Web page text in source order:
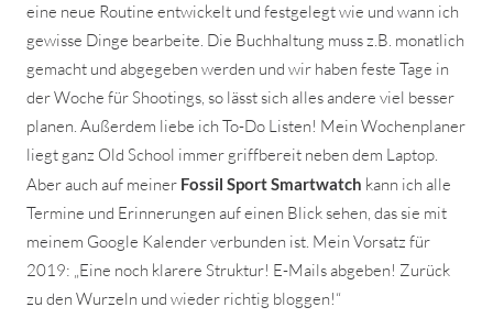
eine neue Routine entwickelt und festgelegt wie und wann ich
gewisse Dinge bearbeite. Die Buchhaltung muss z.B. monatlich
gemacht und abgegeben werden und wir haben feste Tage in
der Woche für Shootings, so lässt sich alles andere viel besser
planen. Außerdem liebe ich To-Do Listen! Mein Wochenplaner
liegt ganz Old School immer griffbereit neben dem Laptop.
Aber auch auf meiner Fossil Sport Smartwatch kann ich alle
Termine und Erinnerungen auf einen Blick sehen, das sie mit
meinem Google Kalender verbunden ist. Mein Vorsatz für
2019: „Eine noch klarere Struktur! E-Mails abgeben! Zurück
zu den Wurzeln und wieder richtig bloggen!“